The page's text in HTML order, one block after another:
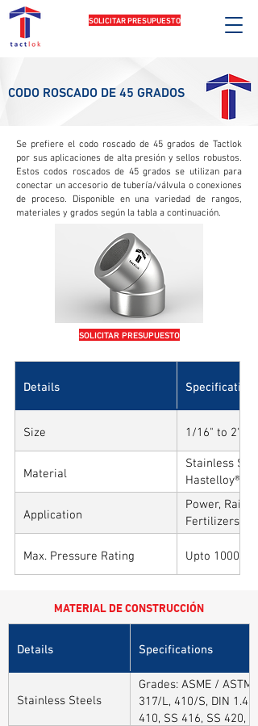
SOLICITAR PRESUPUESTO
CODO ROSCADO DE 45 GRADOS
Se prefiere el codo roscado de 45 grados de Tactlok
por sus aplicaciones de alta presión y sellos robustos.
Estos codos roscados de 45 grados se utilizan para
conectar un accesorio de tubería/válvula o conexiones
de proceso. Disponible en una variedad de rangos,
materiales y grados según la tabla a continuación.
SOLICITAR PRESUPUESTO
Details Specifications
Size 1/16" to 2"
Material
Stainless
Hastelloy®,
Alloys
Application
Power,
Fertilizers,
Sytems,
Max. Pressure Rating
Upto
MATERIAL DE CONSTRUCCIÓN
Details Specifications
Stainless Steels
Grades: ASME /
317/L, 410/S, DIN
410, SS 416, SS 420,